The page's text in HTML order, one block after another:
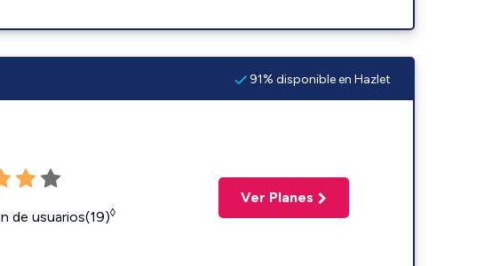
91% disponible en Hazlet
de usuarios(19)◊
Ver Planes